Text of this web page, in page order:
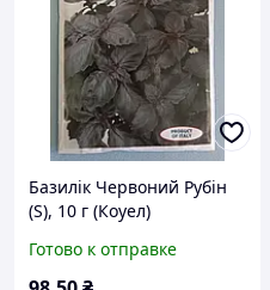
Базилік Червоний Рубін
(S), 10 г (Коуел)
Готово к отправке